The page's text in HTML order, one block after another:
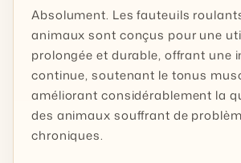
Absolument. Les fauteuils
animaux sont conçus pour une
prolongée et durable, offrant une
continue, soutenant le tonus
améliorant considérablement la
des animaux souffrant de
chroniques.